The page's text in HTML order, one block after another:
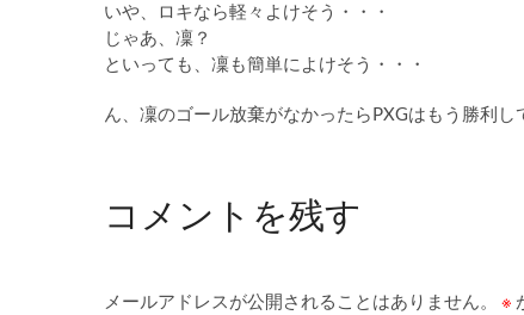
いや、ロキなら軽々よけそう・・・
じゃあ、凜？
といっても、凜も簡単によけそう・・・
ん、凜のゴール放棄がなかったらPXGはもう勝利し
コメントを残す
メールアドレスが公開されることはありません。 ※